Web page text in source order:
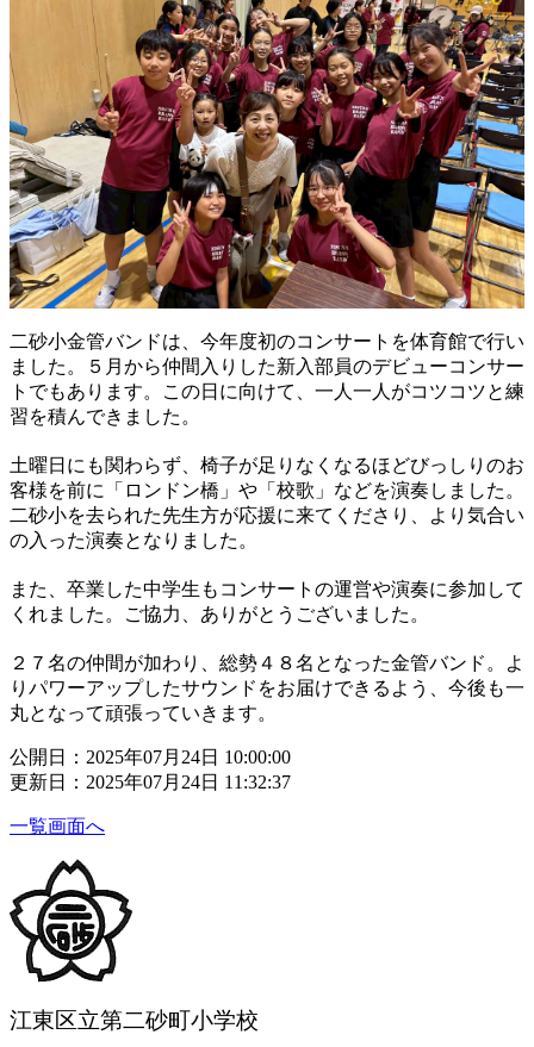
二砂小金管バンドは、今年度初のコンサートを体育館で行い
ました。５月から仲間入りした新入部員のデビューコンサー
トでもあります。この日に向けて、一人一人がコツコツと練
習を積んできました。
土曜日にも関わらず、椅子が足りなくなるほどびっしりのお
客様を前に「ロンドン橋」や「校歌」などを演奏しました。
二砂小を去られた先生方が応援に来てくださり、より気合い
の入った演奏となりました。
また、卒業した中学生もコンサートの運営や演奏に参加して
くれました。ご協力、ありがとうございました。
２７名の仲間が加わり、総勢４８名となった金管バンド。よ
りパワーアップしたサウンドをお届けできるよう、今後も一
丸となって頑張っていきます。
公開日：2025年07月24日 10:00:00
更新日：2025年07月24日 11:32:37
一覧画面へ
江東区立第二砂町小学校